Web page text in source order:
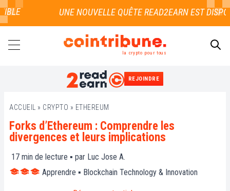
la crypto pour tous
REJOINDRE
ACCUEIL » CRYPTO » ETHEREUM
Forks d’Ethereum : Comprendre les
divergences et leurs implications
17 min de lecture ▪ par Luc Jose A.
Apprendre ▪ Blockchain Technology & Innovation